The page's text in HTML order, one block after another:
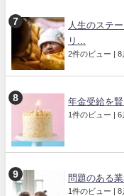
人生のステ
リ...
2件のビュー | 8
年金受給を
1件のビュー | 6
問題のある
1件のビュー | 8